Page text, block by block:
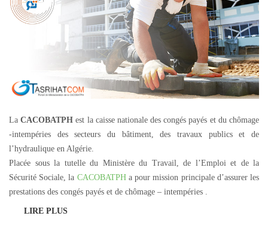
LaCACOBATPH est la caisse nationale des congés payés et du chômage
-intempéries des secteurs du bâtiment, des travaux publics et de
l’hydraulique en Algérie.
Placée sous la tutelle du Ministère du Travail, de l’Emploi et de la
Sécurité Sociale, la CACOBATPH a pour mission principale d’assurer les
prestations des congés payés et de chômage – intempéries .
LIRE PLUS